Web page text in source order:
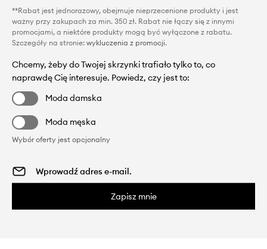
**Rabat jest jednorazowy, obejmuje nieprzecenione produkty i jest
ważny przy zakupach za min. 350 zł. Rabat nie łączy się z innymi
promocjami, a niektóre produkty mogą być wyłączone z rabatu.
Szczegóły na stronie: wykluczenia z promocji.
Chcemy, żeby do Twojej skrzynki trafiało tylko to, co
naprawdę Cię interesuje. Powiedz, czy jest to:
Moda damska
Moda męska
Wybór oferty jest opcjonalny
Zapisz mnie